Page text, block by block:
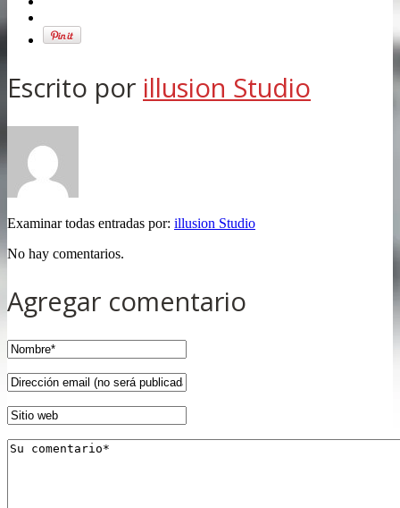
Escrito por illusion Studio
Examinar todas entradas por: illusion Studio
No hay comentarios.
Agregar comentario